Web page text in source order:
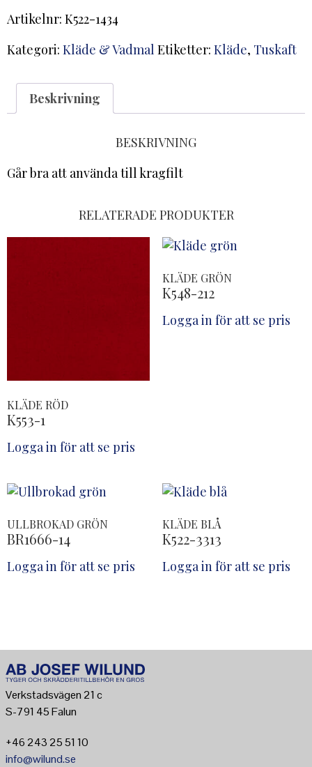
Artikelnr: K522-1434
Kategori: Kläde & Vadmal Etiketter: Kläde, Tuskaft
Beskrivning
BESKRIVNING
Går bra att använda till kragfilt
RELATERADE PRODUKTER
KLÄDE RÖD
K553-1
Logga in för att se pris
KLÄDE GRÖN
K548-212
Logga in för att se pris
ULLBROKAD GRÖN
BR1666-14
Logga in för att se pris
KLÄDE BLÅ
K522-3313
Logga in för att se pris
Verkstadsvägen 21 c
S-791 45 Falun
+46 243 25 51 10
info@wilund.se